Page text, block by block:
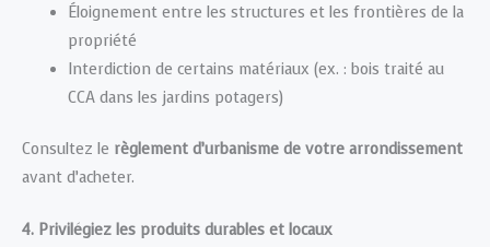
Éloignement entre les structures et les frontières de la
propriété
Interdiction de certains matériaux (ex. : bois traité au
CCA dans les jardins potagers)
Consultez le règlement d’urbanisme de votre arrondissement
avant d’acheter.
4. Privilégiez les produits durables et locaux